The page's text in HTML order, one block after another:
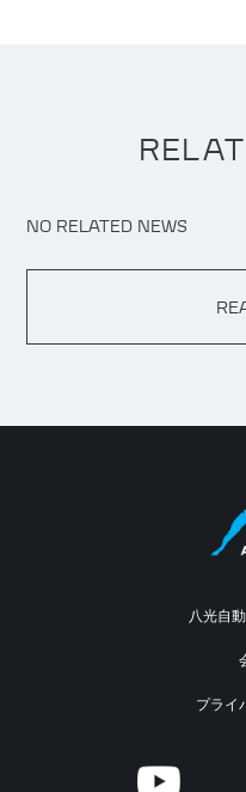
NO RELATED NEWS
八光自
プライ